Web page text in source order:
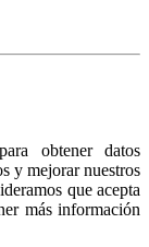
obtener datos
y mejorar nuestros
que acepta
más información